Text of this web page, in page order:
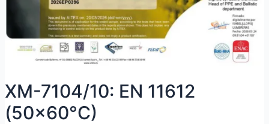
XM-7104/10: EN 11612
(50×60°C)